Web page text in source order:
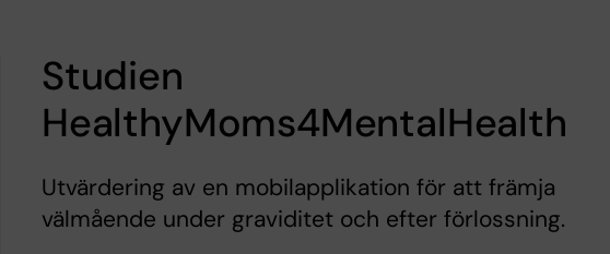
Studien
HealthyMoms4MentalHealth
Utvärdering av en mobilapplikation för att främja
välmående under graviditet och efter förlossning.